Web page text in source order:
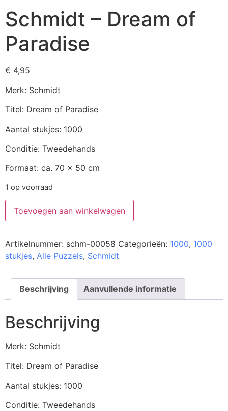
Schmidt – Dream of
Paradise
€ 4,95
Merk: Schmidt
Titel: Dream of Paradise
Aantal stukjes: 1000
Conditie: Tweedehands
Formaat: ca. 70 x 50 cm
1 op voorraad
Toevoegen aan winkelwagen
Artikelnummer: schm-00058 Categorieën: 1000, 1000
stukjes, Alle Puzzels, Schmidt
Beschrijving Aanvullende informatie
Beschrijving
Merk: Schmidt
Titel: Dream of Paradise
Aantal stukjes: 1000
Conditie: Tweedehands